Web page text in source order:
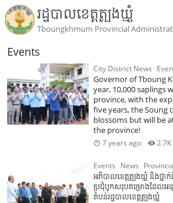
រដ្ឋបាលខេត្តត្បូងឃ្មុំ
Tboungkhmum Provincial
Events
City District News
Governor of Tboung
year, 10,000 saplings
province, with the
five years, the Soung
blossoms but will be
the province!
7 years ago 2.7K
Events News
អភិបាលខេត្តត្បូងឃ្មុំ និងថ្ន
ប្រជុំបូកសរុបគម្រោងដែលអនុវ
តំបន់រដ្ឋបាលខេត្តត្បូងឃ្មុំ